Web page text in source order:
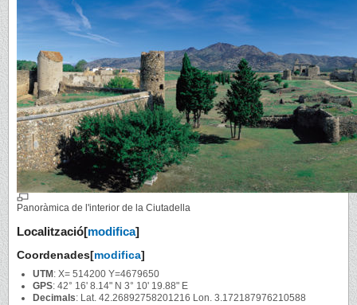
Panoràmica de l'interior de la Ciutadella
Localització[modifica]
Coordenades[modifica]
UTM : X= 514200 Y=4679650
GPS: 42° 16' 8.14" N 3° 10' 19.88" E
Decimals: Lat. 42.26892758201216 Lon. 3.172187976210588